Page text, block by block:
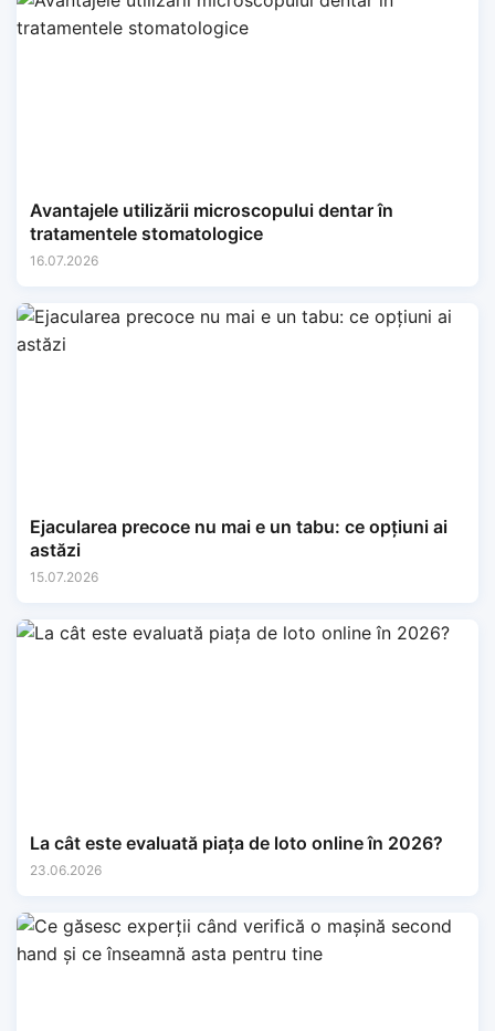
Avantajele utilizării microscopului dentar în
tratamentele stomatologice
16.07.2026
Ejacularea precoce nu mai e un tabu: ce opțiuni ai
astăzi
15.07.2026
La cât este evaluată piața de loto online în 2026?
23.06.2026